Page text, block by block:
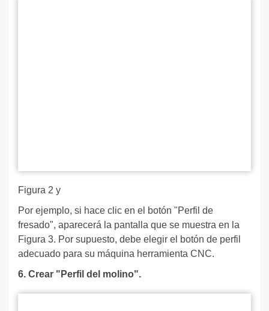
Figura 2 y
Por ejemplo, si hace clic en el botón "Perfil de
fresado", aparecerá la pantalla que se muestra en la
Figura 3. Por supuesto, debe elegir el botón de perfil
adecuado para su máquina herramienta CNC.
6. Crear "Perfil del molino".